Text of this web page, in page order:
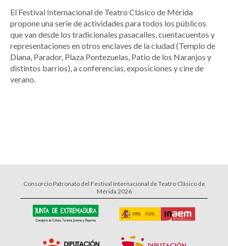
El Festival Internacional de Teatro Clásico de Mérida
propone una serie de actividades para todos los públicos
que van desde los tradicionales pasacalles, cuentacuentos y
representaciones en otros enclaves de la ciudad (Templo de
Diana, Parador, Plaza Pontezuelas, Patio de los Naranjos y
distintos barrios), a conferencias, exposiciones y cine de
verano.
Consorcio Patronato del Festival Internacional de Teatro Clásico de
Mérida 2026